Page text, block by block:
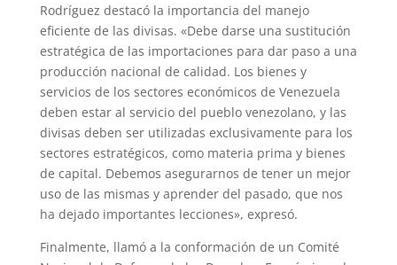
Rodríguez destacó la importancia del manejo
eficiente de las divisas. «Debe darse una sustitución
estratégica de las importaciones para dar paso a una
producción nacional de calidad. Los bienes y
servicios de los sectores económicos de Venezuela
deben estar al servicio del pueblo venezolano, y las
divisas deben ser utilizadas exclusivamente para los
sectores estratégicos, como materia prima y bienes
de capital. Debemos asegurarnos de tener un mejor
uso de las mismas y aprender del pasado, que nos
ha dejado importantes lecciones», expresó.
Finalmente, llamó a la conformación de un Comité